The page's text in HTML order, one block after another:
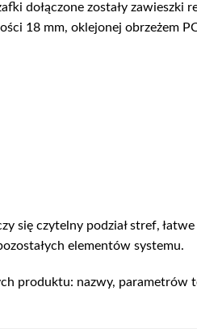
dołączone zostały
18 mm, oklejonej obrzeżem
się czytelny podział stref,
elementów systemu.
produktu: nazwy,